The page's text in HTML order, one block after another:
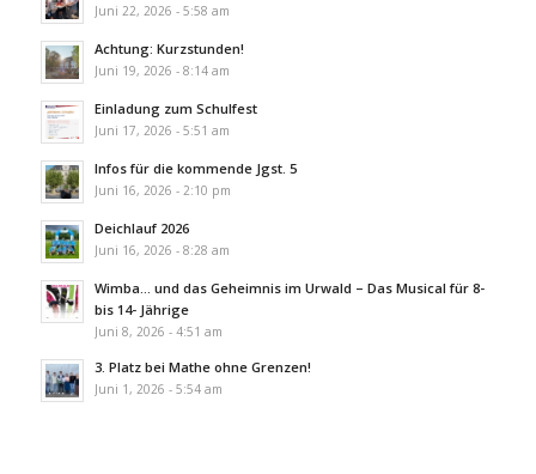
Juni 22, 2026 - 5:58 am
Achtung: Kurzstunden!
Juni 19, 2026 - 8:14 am
Einladung zum Schulfest
Juni 17, 2026 - 5:51 am
Infos für die kommende Jgst. 5
Juni 16, 2026 - 2:10 pm
Deichlauf 2026
Juni 16, 2026 - 8:28 am
Wimba… und das Geheimnis im Urwald – Das Musical für 8-
bis 14- Jährige
Juni 8, 2026 - 4:51 am
3. Platz bei Mathe ohne Grenzen!
Juni 1, 2026 - 5:54 am